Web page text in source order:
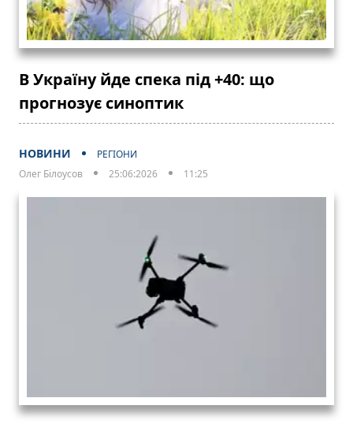
В Україну йде спека під +40: що
прогнозує синоптик
НОВИНИ
РЕГІОНИ
Олег Білоусов
25:06:2026 11:25